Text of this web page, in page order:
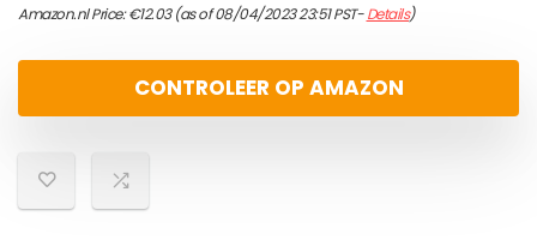
Amazon.nl Price:€12.03(as of 08/04/2023 23:51 PST-Details)
CONTROLEER OP AMAZON